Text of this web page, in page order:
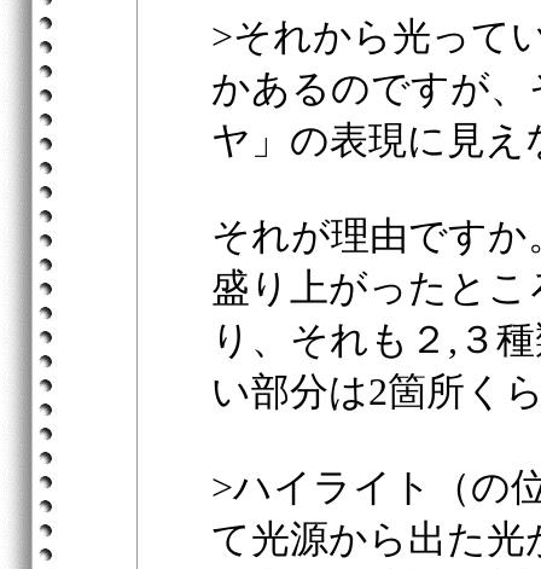
>それから光って
かあるのですが
ヤ」の表現に見え
それが理由です
盛り上がったと
り、それも２,３
い部分は2箇所く
>ハイライト（の
て光源から出た光